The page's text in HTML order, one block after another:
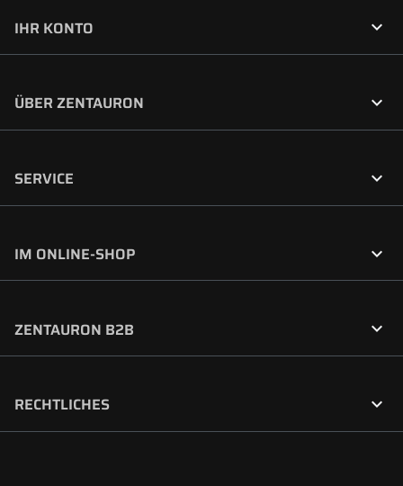
IHR KONTO 
ÜBER ZENTAURON 
SERVICE 
IM ONLINE-SHOP 
ZENTAURON B2B 
RECHTLICHES 